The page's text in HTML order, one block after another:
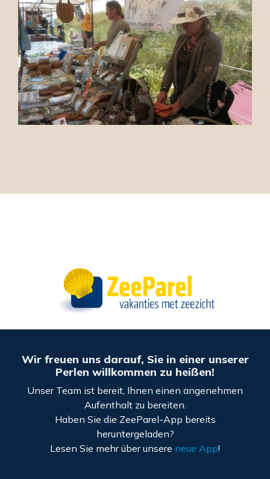
Wir freuen uns darauf, Sie in einer unserer
Perlen willkommen zu heißen!
Unser Team ist bereit, Ihnen einen angenehmen
Aufenthalt zu bereiten.
Haben Sie die ZeeParel-App bereits
heruntergeladen?
Lesen Sie mehr über unsere neue App!